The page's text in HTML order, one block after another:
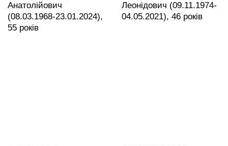
Анатолійович
(08.03.1968-23.01.2024),
55 років
Леонідович (09.11.1974-
04.05.2021), 46 років